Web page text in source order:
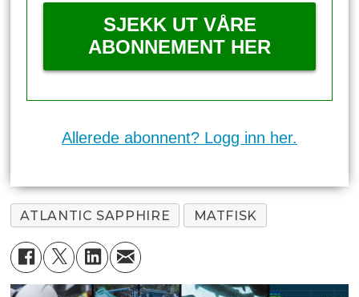
SJEKK UT VÅRE
ABONNEMENT HER
Allerede abonnent? Logg inn her.
ATLANTIC SAPPHIRE MATFISK